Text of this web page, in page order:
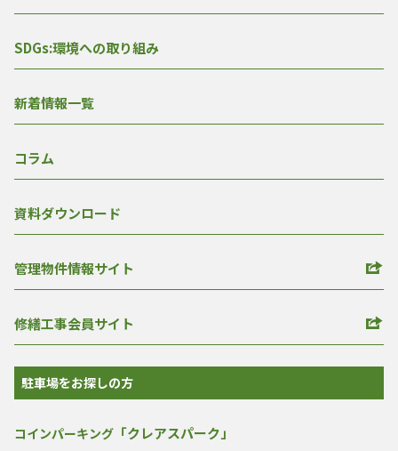
SDGs:環境への取り組み
新着情報一覧
コラム
資料ダウンロード
管理物件情報サイト
修繕工事会員サイト
駐車場をお探しの方
コインパーキング 「クレアスパーク」